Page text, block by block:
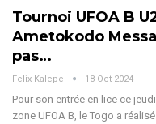
Tournoi UFOA B
Ametokodo
pas…
Felix Kalepe 18 Oct 2024
Pour son entrée en lice ce
zone UFOA B, le Togo a